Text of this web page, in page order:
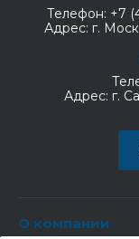
Телефон: +7
Адрес: г.
Адрес: г.
О компании